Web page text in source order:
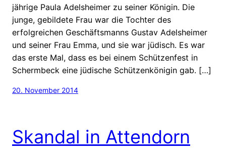
jährige Paula Adelsheimer zu seiner Königin. Die
junge, gebildete Frau war die Tochter des
erfolgreichen Geschäftsmanns Gustav Adelsheimer
und seiner Frau Emma, und sie war jüdisch. Es war
das erste Mal, dass es bei einem Schützenfest in
Schermbeck eine jüdische Schützenkönigin gab. […]
20. November 2014
Skandal in Attendorn